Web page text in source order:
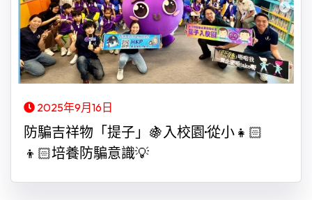
2025年9月16日
防騙吉祥物「提子」🍇入校園·從小👧🏻
👦🏻培養防騙意識💡